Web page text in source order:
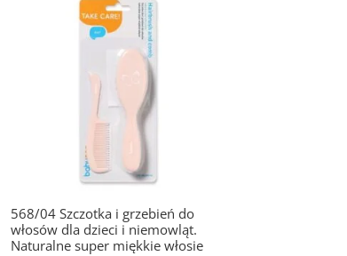
568/04 Szczotka i grzebień do
włosów dla dzieci i niemowląt.
Naturalne super miękkie włosie